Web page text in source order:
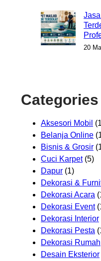
20
Categories
Aksesori Mobil
Belanja Online
Bisnis & Grosir
Cuci Karpet(5)
Dapur (1)
Dekorasi &
Dekorasi Acara
Dekorasi Event
Dekorasi Interior
Dekorasi Pesta
Dekorasi Rumah
Desain Eksterior